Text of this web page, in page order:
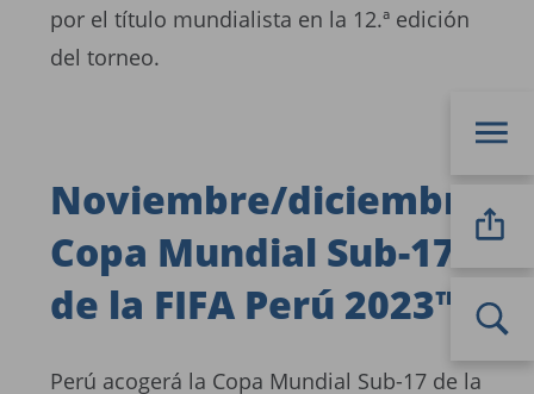
por el título mundialista en la 12.ª edición
del torneo.
Noviembre/diciembre:
Copa Mundial Sub-17
de la FIFA Perú 2023™
Perú acogerá la Copa Mundial Sub-17 de la